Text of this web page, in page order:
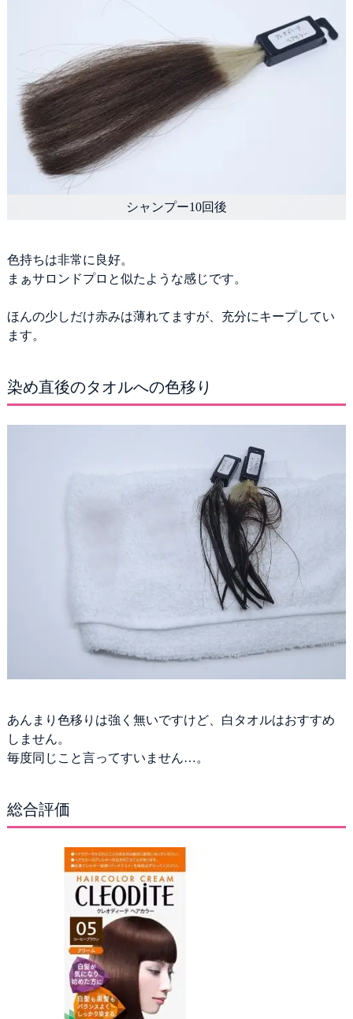
色持ちは非常に良好。
まぁサロンドプロと似たような感じです。
ほんの少しだけ赤みは薄れてますが、充分にキープしてい
ます。
染め直後のタオルへの色移り
あんまり色移りは強く無いですけど、白タオルはおすすめ
しません。
毎度同じこと言ってすいません…。
総合評価